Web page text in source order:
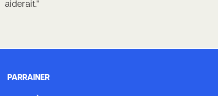
aiderait."
PARRAINER